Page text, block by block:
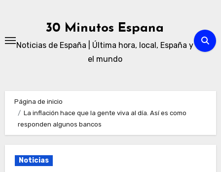
30 Minutos Espana
Noticias de España | Última hora, local, España y
el mundo
Página de inicio
La inflación hace que la gente viva al día. Así es como
responden algunos bancos
Noticias